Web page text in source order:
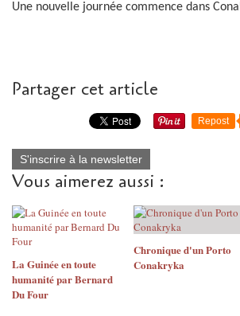
Une nouvelle journée commence dans
Partager cet article
Repost
S'inscrire à la newsletter
Vous aimerez aussi :
La Guinée en toute
humanité par Bernard
Du Four
Chronique d'un Porto
Conakryka